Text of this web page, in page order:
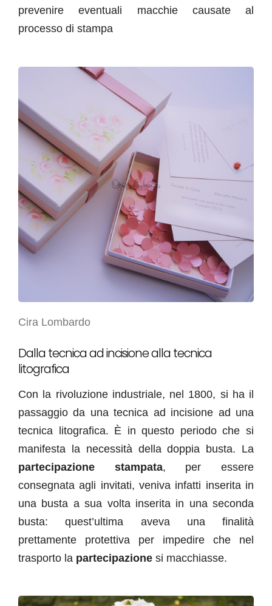
prevenire eventuali macchie causate al
processo di stampa
Cira Lombardo
Dalla tecnica ad incisione alla tecnica
litografica
Con la rivoluzione industriale, nel 1800, si ha il
passaggio da una tecnica ad incisione ad una
tecnica litografica. È in questo periodo che si
manifesta la necessità della doppia busta. La
partecipazione stampata, per essere
consegnata agli invitati, veniva infatti inserita in
una busta a sua volta inserita in una seconda
busta: quest’ultima aveva una finalità
prettamente protettiva per impedire che nel
trasporto la partecipazione si macchiasse.